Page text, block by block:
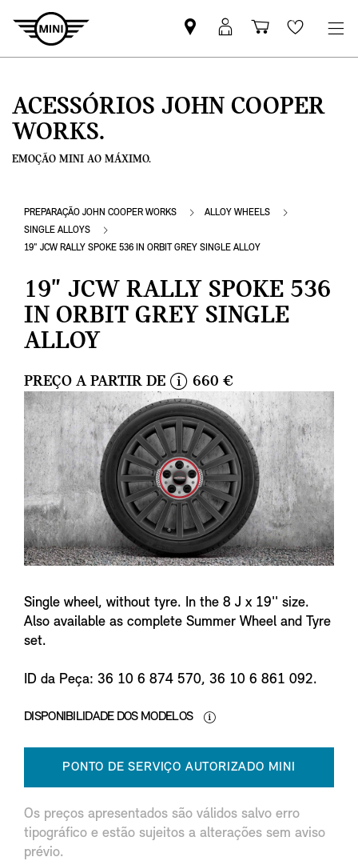
Pesquisar
parceiro
Iniciar
sessão
Carrinho
de
Wishlist
ACESSÓRIOS JOHN COOPER
WORKS.
EMOÇÃO MINI AO MÁXIMO.
PREPARAÇÃO JOHN COOPER WORKS
ALLOY WHEELS
SINGLE ALLOYS
19" JCW RALLY SPOKE 536 IN ORBIT GREY SINGLE ALLOY
19" JCW RALLY SPOKE 536
IN ORBIT GREY SINGLE
ALLOY
PREÇO A PARTIR DE
i
n
f
o
660 €
Single wheel, without tyre. In the 8 J x 19'' size.
Also available as complete Summer Wheel and Tyre
set.
ID da Peça: 36 10 6 874 570, 36 10 6 861 092.
DISPONIBILIDADE DOS MODELOS
PONTO DE SERVIÇO AUTORIZADO MINI
Os preços apresentados são válidos salvo erro
tipográfico e estão sujeitos a alterações sem aviso
prévio.